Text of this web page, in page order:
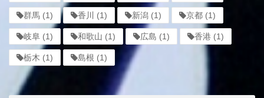
群馬 (1) 香川 (1) 新潟 (1) 京都 (1)
岐阜 (1) 和歌山 (1) 広島 (1) 香港 (1)
栃木 (1) 島根 (1)